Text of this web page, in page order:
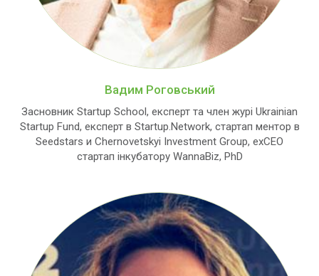
Вадим Роговський
Засновник Startup School, експерт та член журі Ukrainian
Startup Fund, експерт в Startup.Network, стартап ментор в
Seedstars и Chernovetskyi Investment Group, exCEO
стартап інкубатору WannaBiz, PhD